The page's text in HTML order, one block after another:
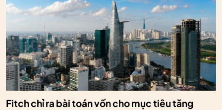
Fitch chỉ ra bài toán vốn cho mục tiêu tăng